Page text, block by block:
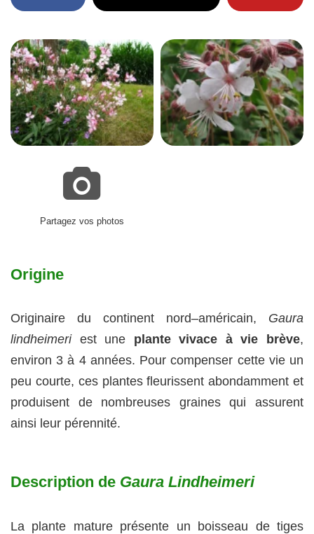
Partagez vos photos
Origine
Originaire du continent nord–américain, Gaura
lindheimeriest une plante vivace à vie brève,
environ 3 à 4 années. Pour compenser cette vie un
peu courte, ces plantes fleurissent abondamment et
produisent de nombreuses graines qui assurent
ainsi leur pérennité.
Description de Gaura Lindheimeri
La plante mature présente un boisseau de tiges